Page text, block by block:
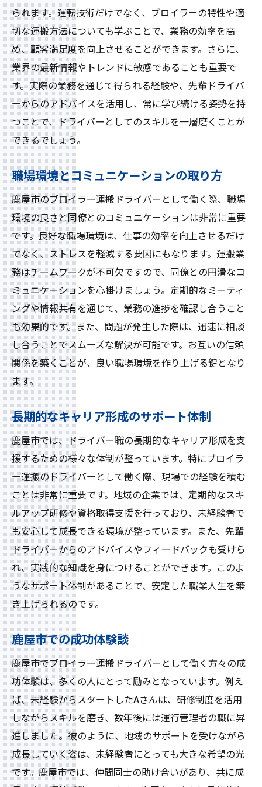
られます。運転技術だけでなく、ブロイラーの特性や適
切な運搬方法についても学ぶことで、業務の効率を高
め、顧客満足度を向上させることができます。さらに、
業界の最新情報やトレンドに敏感であることも重要で
す。実際の業務を通じて得られる経験や、先輩ドライバ
ーからのアドバイスを活用し、常に学び続ける姿勢を持
つことで、ドライバーとしてのスキルを一層磨くことが
できるでしょう。
職場環境とコミュニケーションの取り方
鹿屋市のブロイラー運搬ドライバーとして働く際、職場
環境の良さと同僚とのコミュニケーションは非常に重要
です。良好な職場環境は、仕事の効率を向上させるだけ
でなく、ストレスを軽減する要因にもなります。運搬業
務はチームワークが不可欠ですので、同僚との円滑なコ
ミュニケーションを心掛けましょう。定期的なミーティ
ングや情報共有を通じて、業務の進捗を確認し合うこと
も効果的です。また、問題が発生した際は、迅速に相談
し合うことでスムーズな解決が可能です。お互いの信頼
関係を築くことが、良い職場環境を作り上げる鍵となり
ます。
長期的なキャリア形成のサポート体制
鹿屋市では、ドライバー職の長期的なキャリア形成を支
援するための様々な体制が整っています。特にブロイラ
ー運搬のドライバーとして働く際、現場での経験を積む
ことは非常に重要です。地域の企業では、定期的なスキ
ルアップ研修や資格取得支援を行っており、未経験者で
も安心して成長できる環境が整っています。また、先輩
ドライバーからのアドバイスやフィードバックも受けら
れ、実践的な知識を身につけることができます。このよ
うなサポート体制があることで、安定した職業人生を築
き上げられるのです。
鹿屋市での成功体験談
鹿屋市でブロイラー運搬ドライバーとして働く方々の成
功体験は、多くの人にとって励みとなっています。例え
ば、未経験からスタートしたAさんは、研修制度を活用
しながらスキルを磨き、数年後には運行管理者の職に昇
進しました。彼のように、地域のサポートを受けながら
成長していく姿は、未経験者にとっても大きな希望の光
です。鹿屋市では、仲間同士の助け合いがあり、共に成